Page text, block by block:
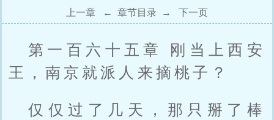
上一章 ← 章节目录 → 下一页
第一百六十五章 刚当上西安
王，南京就派人来摘桃子？
仅仅过了几天，那只掰了棒